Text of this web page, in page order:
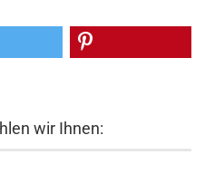
wir Ihnen: